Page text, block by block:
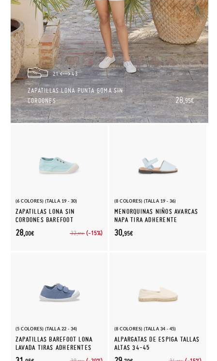
21 43
ZAPATILLAS LONA PUNTA GOMA SIN
CORDONES
28,95€
(6 COLORES) (TALLA 19 - 30)
ZAPATILLAS LONA SIN
CORDONES BAREFOOT
32,95€ (-15%)
28,00€
(8 COLORES) (TALLA 19 - 36)
MENORQUINAS NIÑOS AVARCAS
NAPA TIRA ADHERENTE
30,95€
(5 COLORES) (TALLA 22 - 34)
ZAPATILLAS BAREFOOT LONA
LAVADA TIRAS ADHERENTES
(8 COLORES) (TALLA 34 - 45)
ALPARGATAS DE ESPIGA TALLAS
ALTAS 34-45